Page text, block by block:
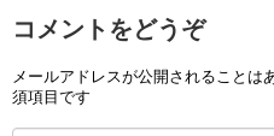
コメントをどうぞ
メールアドレスが公開されることは
須項目です